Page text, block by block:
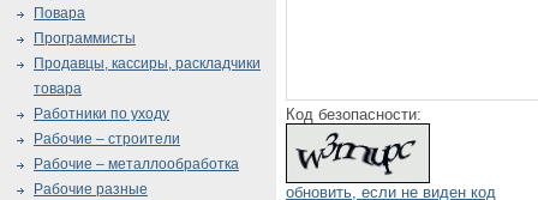
Код безопасности:
обновить, если не виден код
Повара
Программисты
Продавцы, кассиры, раскладчики
товара
Работники по уходу
Рабочие – строители
Рабочие – металлообработка
Рабочие разные